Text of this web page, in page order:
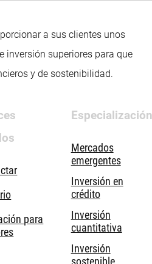
a sus clientes unos
inversión superiores para que
y de sostenibilidad.
para
Especialización
Mercados
emergentes
Inversión en
crédito
Inversión
cuantitativa
Inversión